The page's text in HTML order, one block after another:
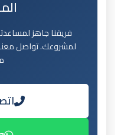
فريقنا جاهز
لمشروعك. تواصل